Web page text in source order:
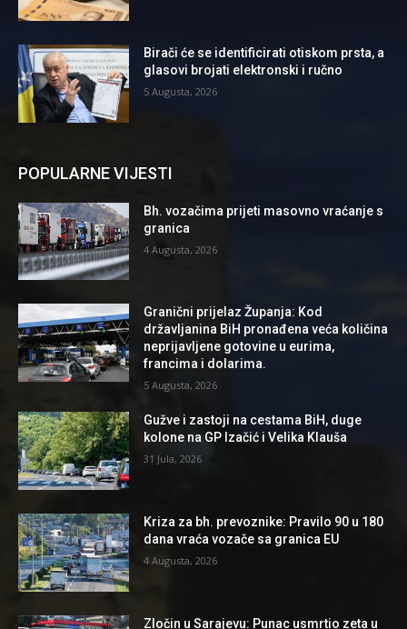
Birači će se identificirati otiskom prsta, a
glasovi brojati elektronski i ručno
5 Augusta, 2026
POPULARNE VIJESTI
Bh. vozačima prijeti masovno vraćanje s
granica
4 Augusta, 2026
Granični prijelaz Županja: Kod
državljanina BiH pronađena veća količina
neprijavljene gotovine u eurima,
francima i dolarima.
5 Augusta, 2026
Gužve i zastoji na cestama BiH, duge
kolone na GP Izačić i Velika Klauša
31 Jula, 2026
Kriza za bh. prevoznike: Pravilo 90 u 180
dana vraća vozače sa granica EU
4 Augusta, 2026
Zločin u Sarajevu: Punac usmrtio zeta u